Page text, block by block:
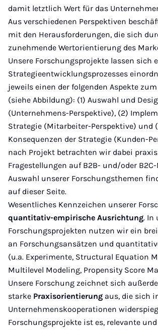
damit letztlich Wert für das
Aus verschiedenen Perspektiven
mit den Herausforderungen, die sich
zunehmende Wertorientierung des
Unsere Forschungsprojekte lassen sich
Strategieentwicklungsprozesses
jeweils einen der folgenden Aspekte
(siehe Abbildung): (1) Auswahl und
(Unternehmens-Perspektive), (2)
Strategie (Mitarbeiter-Perspektive) und
Konsequenzen der Strategie (Kunden-
nach Projekt betrachten wir dabei
Fragestellungen auf B2B- und/oder
Auswahl unserer Forschungsthemen
auf dieser Seite.
Wesentliches Kennzeichen unserer
quantitativ-empirische Ausrichtung. In
Forschungsprojekten nutzen wir ein
an Forschungsansätzen und
(u.a. Experimente, Structural Equation
Multilevel Modeling, Propensity Score
Unsere Forschung zeichnet sich
starke Praxisorientierung aus, die sich
Unternehmenskooperationen
Forschungsprojekte ist es, relevante